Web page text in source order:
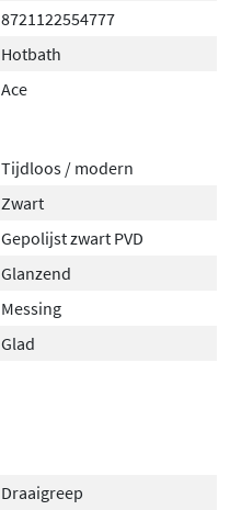
8721122554777
Hotbath
Ace
Tijdloos / modern
Zwart
Gepolijst zwart PVD
Glanzend
Messing
Glad
Draaigreep